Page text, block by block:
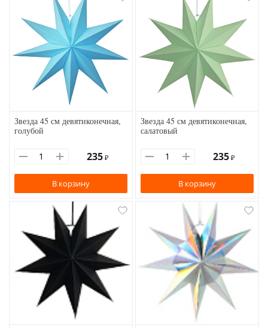
Звезда 45 см девятиконечная,
голубой
235 ₽
В корзину
Звезда 45 см девятиконечная,
салатовый
235 ₽
В корзину